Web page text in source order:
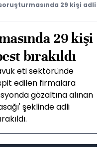
29 kişi adli
29 kişi
bırakıldı
eti sektöründe
edilen firmalara
gözaltına alınan
şeklinde adli